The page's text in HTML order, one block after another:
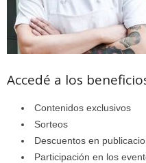
Accedé a los
Contenidos exclusivos
Sorteos
Descuentos en
Participación en los